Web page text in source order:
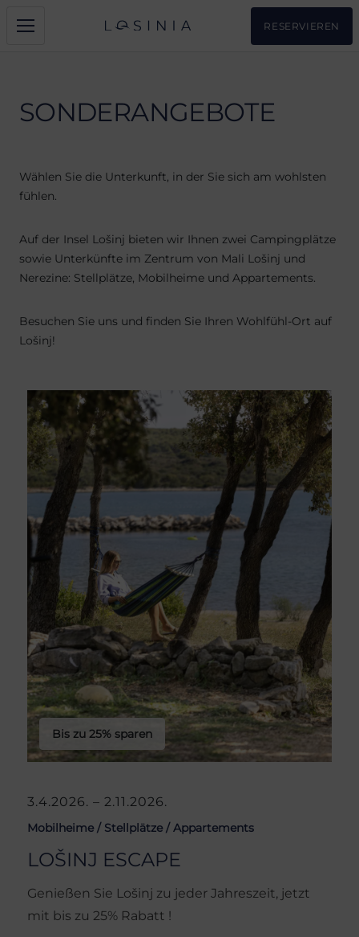
RESERVIEREN
SONDERANGEBOTE
Wählen Sie die Unterkunft, in der Sie sich am wohlsten
fühlen.
Auf der Insel Lošinj bieten wir Ihnen zwei Campingplätze
sowie Unterkünfte im Zentrum von Mali Lošinj und
Nerezine: Stellplätze, Mobilheime und Appartements.
Besuchen Sie uns und finden Sie Ihren Wohlfühl-Ort auf
Lošinj!
Bis zu 25% sparen
3.4.2026. – 2.11.2026.
Mobilheime / Stellplätze /Appartements
LOŠINJ ESCAPE
Genießen Sie Lošinj zu jeder Jahreszeit, jetzt
mit bis zu 25% Rabatt !